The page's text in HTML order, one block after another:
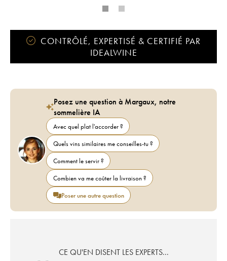
CONTRÔLÉ, EXPERTISÉ & CERTIFIÉ PAR
IDEALWINE
Posez une question à Margaux, notre
sommelière IA
Avec quel plat l'accorder ?
Quels vins similaires me conseilles-tu ?
Comment le servir ?
Combien va me coûter la livraison ?
Poser une autre question
CE QU'EN DISENT LES EXPERTS...